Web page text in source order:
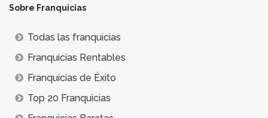
Sobre Franquicias
Todas las franquicias
Franquicias Rentables
Franquicias de Éxito
Top 20 Franquicias